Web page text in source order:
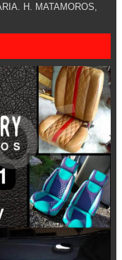
H. MATAMOROS,